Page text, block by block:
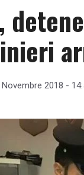
2018 -